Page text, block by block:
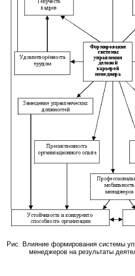
Рис. Влияние формирования системы
менеджеров на результаты